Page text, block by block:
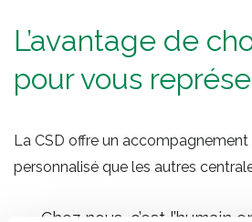
L’avantage de
pour vous
La CSD offre un
personnalisé que les autres
Chez nous, c’est l’humain